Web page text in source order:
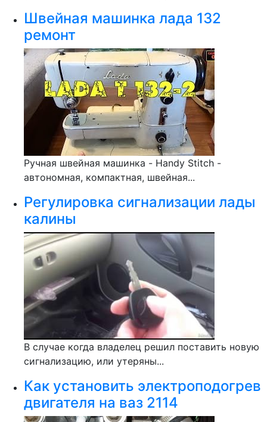
Швейная машинка лада 132
ремонт
Ручная швейная машинка - Handy Stitch -
автономная, компактная, швейная...
Регулировка сигнализации лады
калины
В случае когда владелец решил поставить новую
сигнализацию, или утеряны...
Как установить электроподогрев
двигателя на ваз 2114